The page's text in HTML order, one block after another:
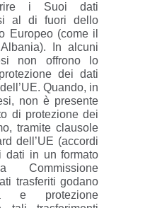
i Suoi dati
al di fuori dello
Europeo (come il
In alcuni
non offrono lo
dei dati
Quando, in
non è presente
di protezione dei
tramite clausole
dell’UE (accordi
dati in un formato
Commissione
trasferiti godano
e protezione